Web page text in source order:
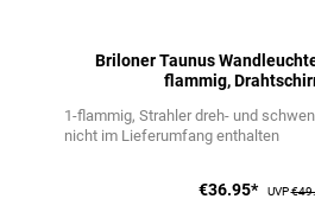
Briloner Taunus
flammig,
1-flammig Strahler dreh- und
nicht im Lieferumfang enthalten
€36.95* UVP